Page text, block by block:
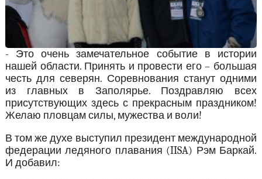
- Это очень замечательное событие в истории
нашей области. Принять и провести его – большая
честь для северян. Соревнования станут одними
из главных в Заполярье. Поздравляю всех
присутствующих здесь с прекрасным праздником!
Желаю пловцам силы, мужества и воли!
В том же духе выступил президент международной
федерации ледяного плавания (IISA) Рэм Баркай.
И добавил: